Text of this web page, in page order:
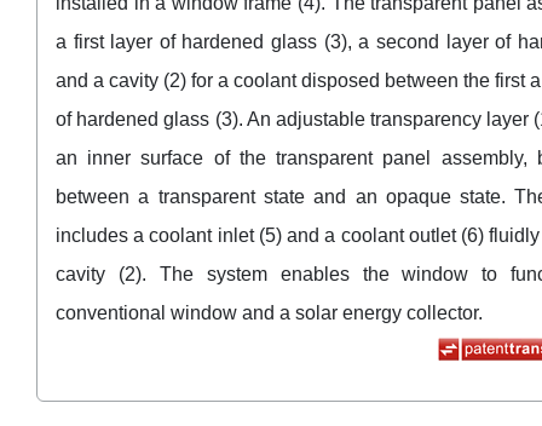
a first layer of hardened glass (3), a second layer of
and a cavity (2) for a coolant disposed between the first
of hardened glass (3). An adjustable transparency layer
an inner surface of the transparent panel assembly,
between a transparent state and an opaque state.
includes a coolant inlet (5) and a coolant outlet (6)
cavity (2). The system enables the window to
conventional window and a solar energy collector.